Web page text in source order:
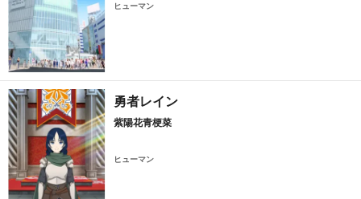
ヒューマン
勇者レイン
紫陽花青梗菜
ヒューマン